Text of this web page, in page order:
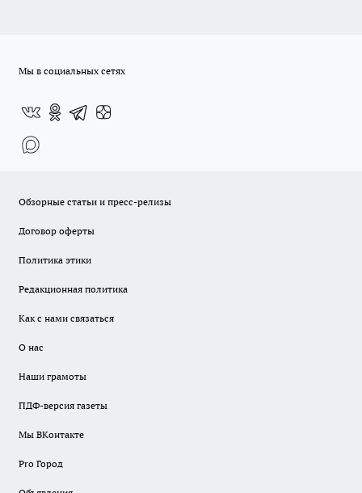
Мы в социальных сетях
Обзорные статьи и пресс-релизы
Договор оферты
Политика этики
Редакционная политика
Как с нами связаться
О нас
Наши грамоты
ПДФ-версия газеты
Мы ВКонтакте
Pro Город